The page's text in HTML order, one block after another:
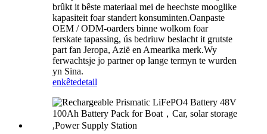
brûkt it bêste materiaal mei de heechste mooglike
kapasiteit foar standert konsuminten.Oanpaste
OEM / ODM-oarders binne wolkom foar
ferskate tapassing, ús bedriuw beslacht it grutste
part fan Jeropa, Azië en Amearika merk.Wy
ferwachtsje jo partner op lange termyn te wurden
yn Sina.
enkêtedetail